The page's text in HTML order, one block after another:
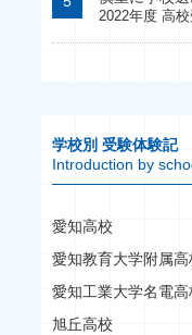
2022年度 高
学校別 受験体験記
Introduction by
愛知高校
愛知教育大学附属高
愛知工業大学名電高
旭丘高校